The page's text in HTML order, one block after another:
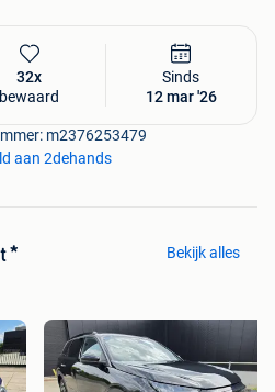
32x
bewaard
Sinds
12 mar '26
m2376253479
aan 2dehands
* Bekijk alles